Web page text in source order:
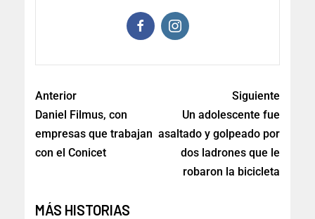
Anterior
Daniel Filmus, con
empresas que trabajan
con el Conicet
Siguiente
Un adolescente fue
asaltado y golpeado por
dos ladrones que le
robaron la bicicleta
MÁS HISTORIAS